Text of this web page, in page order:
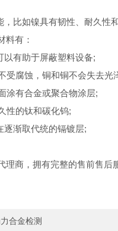
如镍具有韧性、耐久性和
有：
有助于屏蔽塑料设备;
腐蚀，铜和铜不会失去光
有合金或聚合物涂层;
的钛和碳化钨;
渐取代统的镉镀层;
，拥有完整的售前售后
合金检测